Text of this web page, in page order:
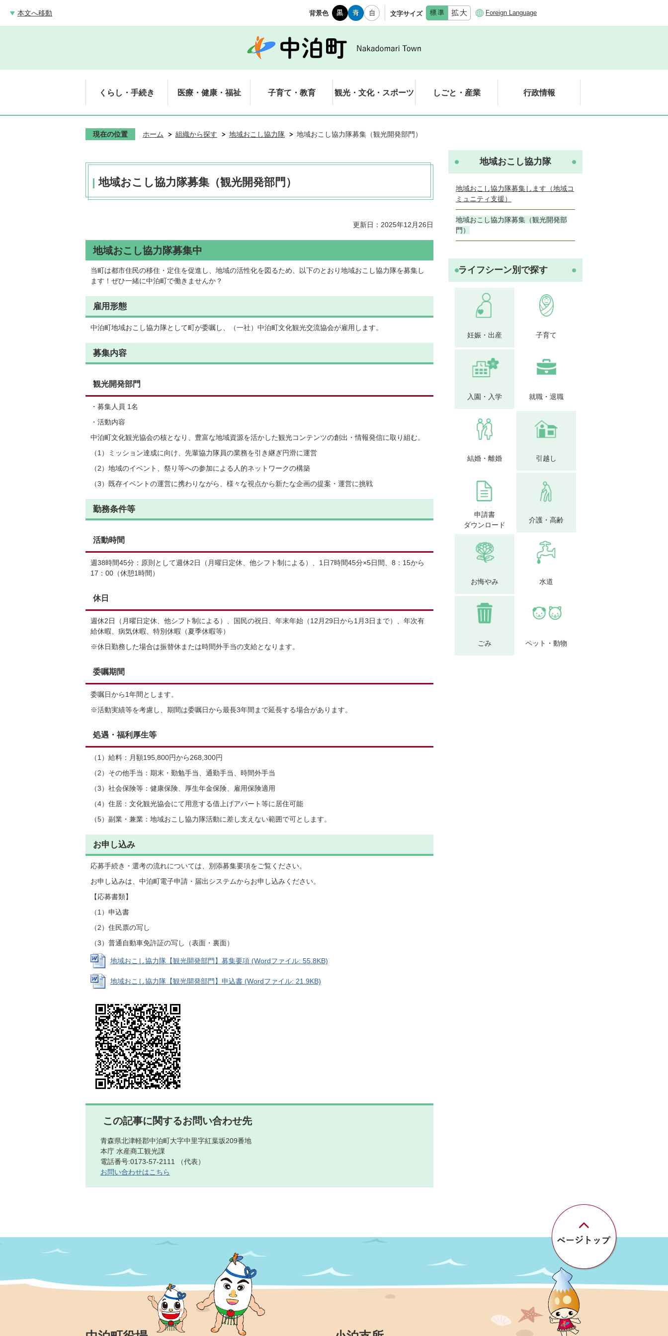
本文へ移動 背景色 文字サイズ Foreign Language
くらし・手続き 医療・健康・福祉 子育て・教育 観光・文化・スポーツ しごと・産業 行政情報
現在の位置 ホーム 組織から探す 地域おこし協力隊 地域おこし協力隊募集（観光開発部門）
地域おこし協力隊募集（観光開発部門）
更新日：2025年12月26日
地域おこし協力隊募集中
当町は都市住民の移住・定住を促進し、地域の活性化を図るため、以下のとおり地域おこし協力隊を募集し
ます！ぜひ一緒に中泊町で働きませんか？
雇用形態
中泊町地域おこし協力隊として町が委嘱し、（一社）中泊町文化観光交流協会が雇用します。
募集内容
観光開発部門
・募集人員 1名
・活動内容
中泊町文化観光協会の核となり、豊富な地域資源を活かした観光コンテンツの創出・情報発信に取り組む。
（1）ミッション達成に向け、先輩協力隊員の業務を引き継ぎ円滑に運営
（2）地域のイベント、祭り等への参加による人的ネットワークの構築
（3）既存イベントの運営に携わりながら、様々な視点から新たな企画の提案・運営に挑戦
勤務条件等
活動時間
週38時間45分：原則として週休2日（月曜日定休、他シフト制による）、1日7時間45分×5日間、8：15から
17：00（休憩1時間）
休日
週休2日（月曜日定休、他シフト制による）、国民の祝日、年末年始（12月29日から1月3日まで）、年次有
給休暇、病気休暇、特別休暇（夏季休暇等）
※休日勤務した場合は振替休または時間外手当の支給となります。
委嘱期間
委嘱日から1年間とします。
※活動実績等を考慮し、期間は委嘱日から最長3年間まで延長する場合があります。
処遇・福利厚生等
（1）給料：月額195,800円から268,300円
（2）その他手当：期末・勤勉手当、通勤手当、時間外手当
（3）社会保険等：健康保険、厚生年金保険、雇用保険適用
（4）住居：文化観光協会にて用意する借上げアパート等に居住可能
（5）副業・兼業：地域おこし協力隊活動に差し支えない範囲で可とします。
お申し込み
応募手続き・選考の流れについては、別添募集要項をご覧ください。
お申し込みは、中泊町電子申請・届出システムからお申し込みください。
【応募書類】
（1）申込書
（2）住民票の写し
（3）普通自動車免許証の写し（表面・裏面）
地域おこし協力隊【観光開発部門】募集要項 (Wordファイル: 55.8KB)
地域おこし協力隊【観光開発部門】申込書 (Wordファイル: 21.9KB)
この記事に関するお問い合わせ先
青森県北津軽郡中泊町大字中里字紅葉坂209番地
本庁 水産商工観光課
電話番号:0173-57-2111 （代表）
お問い合わせはこちら
地域おこし協力隊
地域おこし協力隊募集します（地域コ
ミュニティ支援）
地域おこし協力隊募集（観光開発部
門）
ライフシーン別で探す
妊娠・出産 子育て
入園・入学 就職・退職
結婚・離婚 引越し
申請書
ダウンロード
介護・高齢
お悔やみ 水道
ごみ ペット・動物